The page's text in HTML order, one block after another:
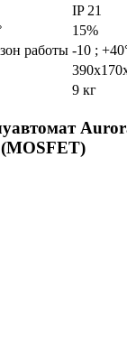
IP 21
15%
работы -10 ;
9 кг